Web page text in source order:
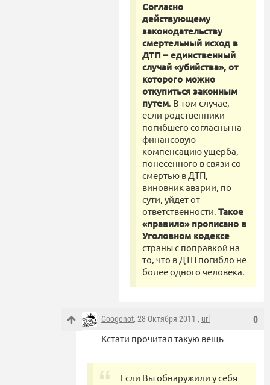
Согласно
действующему
законодательству
смертельный исход в
ДТП – единственный
случай «убийства», от
которого можно
откупиться законным
путем. В том случае,
если родственники
погибшего согласны на
финансовую
компенсацию ущерба,
понесенного в связи со
смертью в ДТП,
виновник аварии, по
сути, уйдет от
ответственности. Такое
«правило» прописано в
Уголовном кодексе
страны с поправкой на
то, что в ДТП погибло не
более одного человека.
0
Googenot, 28 Октября 2011 , url
Кстати прочитал такую вещь
Если Вы обнаружили у себя